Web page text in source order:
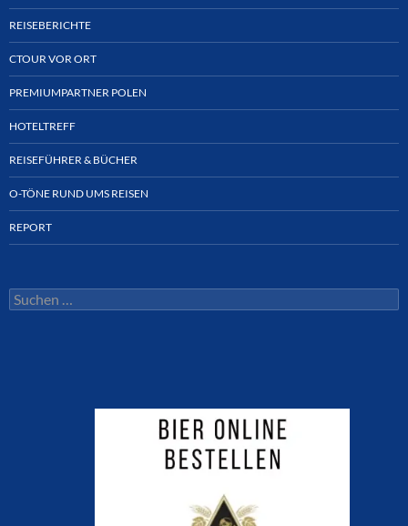
REISEBERICHTE
CTOUR VOR ORT
PREMIUMPARTNER POLEN
HOTELTREFF
REISEFÜHRER & BÜCHER
O-TÖNE RUND UMS REISEN
REPORT
Suchen
nach: